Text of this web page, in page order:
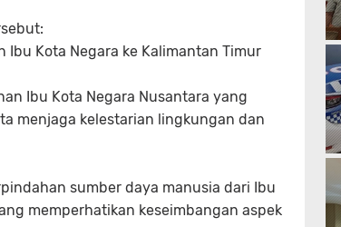
Kota Negara ke Kalimantan Timur
Ibu Kota Negara Nusantara yang
menjaga kelestarian lingkungan dan
sumber daya manusia dari Ibu
memperhatikan keseimbangan aspek